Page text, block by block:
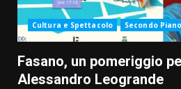
Cultura e Spettacolo Secondo Piano
Fasano, un pomeriggio
Alessandro Leogrande